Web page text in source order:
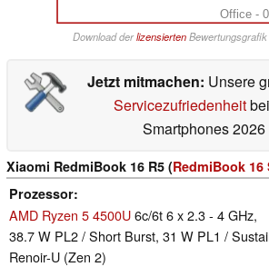
Office -
Download derlizensiertenBewertungsgrafik
Jetzt mitmachen: Unsere
Servicezufriedenheit
Smartphones 2026
Xiaomi RedmiBook 16 R5 (RedmiBook 16
Prozessor
AMD Ryzen 5 4500U6c/6t 6 x 2.3 - 4 GHz,
38.7 W PL2 / Short Burst, 31 W PL1 /
Renoir-U (Zen 2)